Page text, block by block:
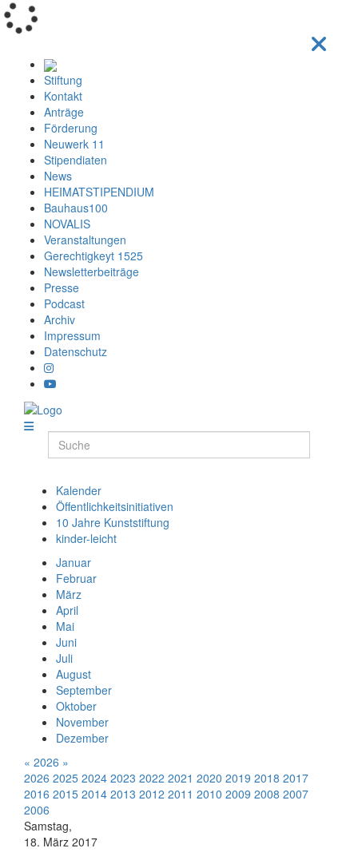
Stiftung
Kontakt
Anträge
Förderung
Neuwerk 11
Stipendiaten
News
HEIMATSTIPENDIUM
Bauhaus100
NOVALIS
Veranstaltungen
Gerechtigkeyt 1525
Newsletterbeiträge
Presse
Podcast
Archiv
Impressum
Datenschutz
Kalender
Öffentlichkeitsinitiativen
10 Jahre Kunststiftung
kinder-leicht
Januar
Februar
März
April
Mai
Juni
Juli
August
September
Oktober
November
Dezember
« 2026 »
2026 2025 2024 2023 2022 2021 2020 2019 2018 2017
2016 2015 2014 2013 2012 2011 2010 2009 2008 2007
2006
Samstag,
18. März 2017